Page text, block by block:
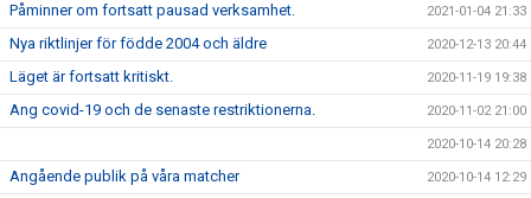
Påminner om fortsatt pausad verksamhet. 2021-01-04 21:33
Nya riktlinjer för födde 2004 och äldre 2020-12-13 20:44
Läget är fortsatt kritiskt. 2020-11-19 19:38
Ang covid-19 och de senaste restriktionerna. 2020-11-02 21:00
2020-10-14 20:28
Angående publik på våra matcher 2020-10-14 12:29